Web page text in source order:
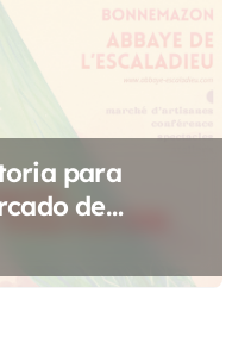
para
de
Fest